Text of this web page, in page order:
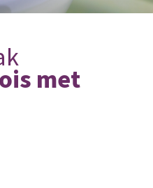
met